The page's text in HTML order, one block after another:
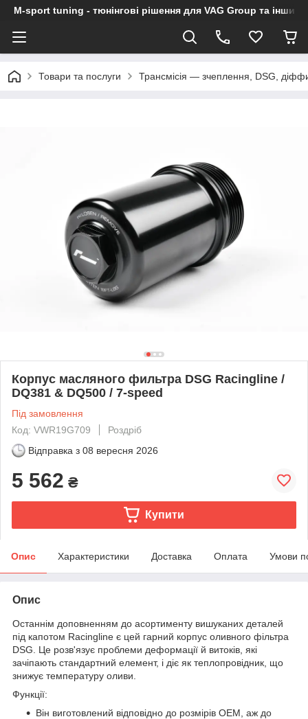
M-sport tuning - тюнінгові рішення для VAG Group та інших
Товари та послуги Трансмісія — зчеплення, DSG,
Корпус масляного фильтра DSG Racingline /
DQ381 & DQ500 / 7-speed
Під замовлення
Код: VWR19G709
Роздріб
Відправка з 08 вересня 2026
5 562 ₴
Купити
Опис Характеристики Доставка Оплата Умови
Опис
Останнім доповненням до асортименту вишуканих деталей
під капотом Racingline є цей гарний корпус оливного фільтра
DSG. Це розв'язує проблеми деформації й витоків, які
зачіпають стандартний елемент, і діє як теплопровідник, що
знижує температуру оливи.
Функції:
Він виготовлений відповідно до розмірів OEM, аж до